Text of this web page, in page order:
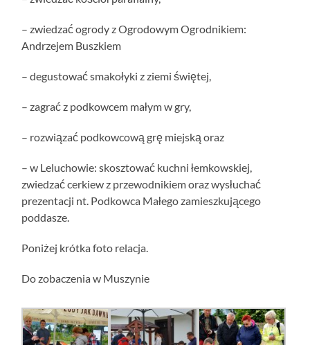
– zwiedzać ogrody z Ogrodowym Ogrodnikiem:
Andrzejem Buszkiem
– degustować smakołyki z ziemi świętej,
– zagrać z podkowcem małym w gry,
– rozwiązać podkowcową grę miejską oraz
– w Leluchowie: skosztować kuchni łemkowskiej,
zwiedzać cerkiew z przewodnikiem oraz wysłuchać
prezentacji nt. Podkowca Małego zamieszkującego
poddasze.
Poniżej krótka foto relacja.
Do zobaczenia w Muszynie